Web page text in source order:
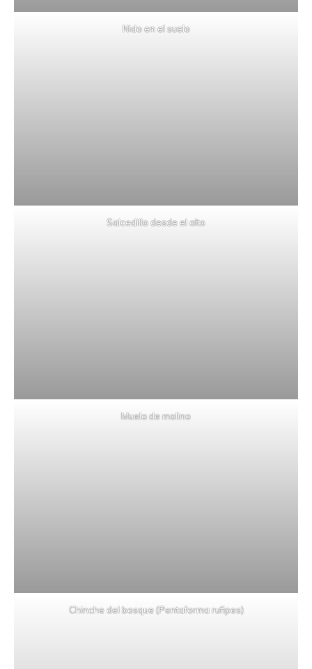
Nido en el suelo
Salcedillo desde el alto
Muela de molino
Chinche del bosque (Pentaforma rufipes)